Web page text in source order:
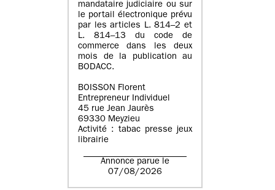
mandataire judiciaire ou sur
le portail électronique prévu
par les articles L. 814–2 et
L. 814–13 du code de
commerce dans les deux
mois de la publication au
BODACC.
BOISSON Florent
Entrepreneur Individuel
45 rue Jean Jaurès
69330 Meyzieu
Activité : tabac presse jeux
librairie
Annonce parue le
07/08/2026